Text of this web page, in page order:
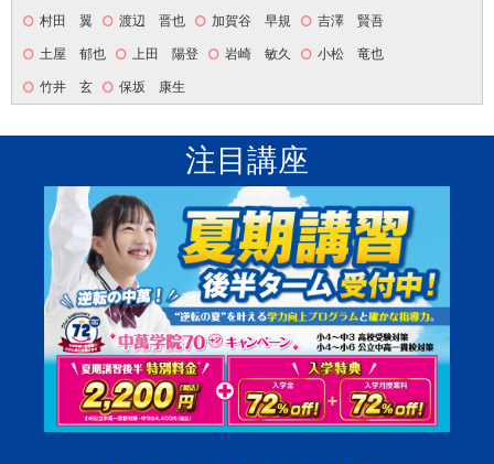
村田 翼 渡辺 晋也 加賀谷 早規 吉澤 賢吾
土屋 郁也 上田 陽登 岩崎 敏久 小松 竜也
竹井 玄 保坂 康生
注目講座